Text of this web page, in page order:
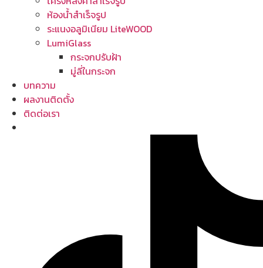
ห้องน้ำสำเร็จรูป
ระแนงอลูมิเนียม LiteWOOD
LumiGlass
กระจกปรับฝ้า
มู่ลี่ในกระจก
บทความ
ผลงานติดตั้ง
ติดต่อเรา